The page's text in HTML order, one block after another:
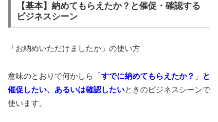
【基本】納めてもらえたか？と催促・確認する
ビジネスシーン
「お納めいただけましたか」の使い方
意味のとおりで何かしら「 すでに納めてもらえたか？ 」
と
催促したい、あるいは確認したいときのビジネスシーンで
使います。